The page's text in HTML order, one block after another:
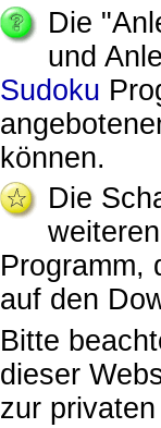
Die
und
Sudoku
können.
Die
Programm,
auf den
Bitte
dieser
zur